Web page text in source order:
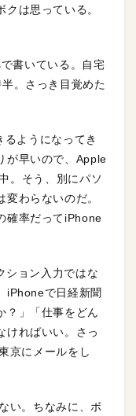
は思っている。
書いている。自宅
。さっき目覚めた
ようになってき
が早いので、Apple
。そう、別にパソ
わらないのだ。
確率だってiPhone
ション入力ではな
iPhoneで日経新聞
？」「仕事をどん
ければいい。さっ
京にメールをし
い。ちなみに、ボ